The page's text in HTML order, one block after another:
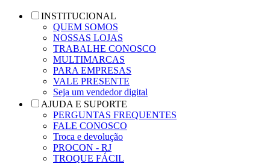
INSTITUCIONAL
QUEM SOMOS
NOSSAS LOJAS
TRABALHE CONOSCO
MULTIMARCAS
PARA EMPRESAS
VALE PRESENTE
Seja um vendedor digital
AJUDA E SUPORTE
PERGUNTAS FREQUENTES
FALE CONOSCO
Troca e devolução
PROCON - RJ
TROQUE FÁCIL